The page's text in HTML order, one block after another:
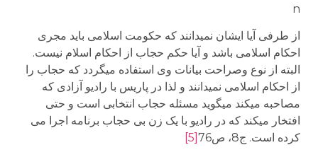
n
از طرفی آیا ایشان نمی­دانند که حکومت اسلامی باید مجری
احکام اسلامی باشد و آیا حکم حجاب از احکام اسلام نیست.
البته از نوع وصراحت بیانات وی استفاده می­گردد که حجاب را
از احکام اسلامی نمی­دانند و لذا در پاریس با رادیو آزادی که
مصاحبه می­کند می­گوید مسئله حجاب انتخابی است و حتی
افتخار می­کند که در رادیو با یک زن بی حجاب برنامه اجرا می
کرده است. ج8، ص76